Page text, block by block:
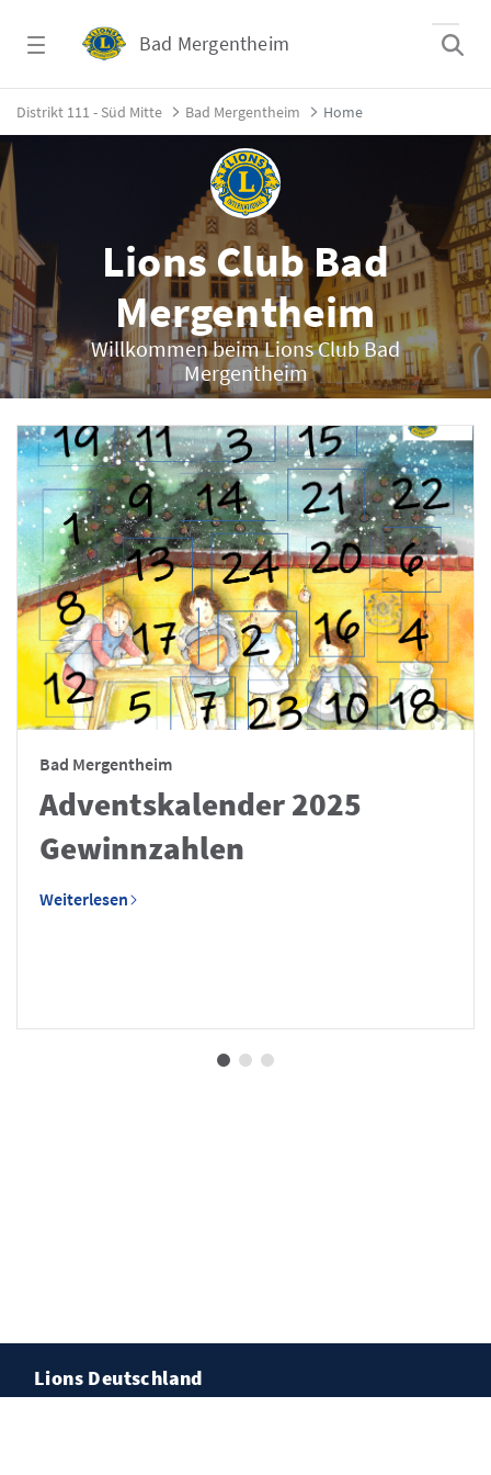
Bad Mergentheim
Home - Bad Mergentheim
Distrikt 111 - Süd Mitte Bad Mergentheim Home
Lions Club Bad
Mergentheim
Willkommen beim Lions Club Bad
Mergentheim
Bad Mergentheim
Adventskalender 2025
Gewinnzahlen
Weiterlesen
Lions Deutschland